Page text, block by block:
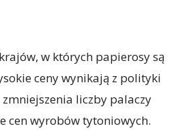
w których papierosy są
ceny wynikają z polityki
liczby palaczy
cen wyrobów tytoniowych.